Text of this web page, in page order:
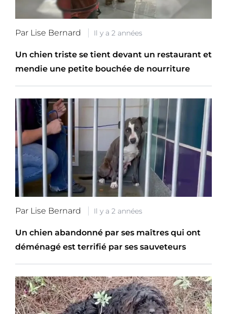
Par Lise Bernard Il y a 2 années
Un chien triste se tient devant un restaurant et
mendie une petite bouchée de nourriture
Par Lise Bernard Il y a 2 années
Un chien abandonné par ses maîtres qui ont
déménagé est terrifié par ses sauveteurs